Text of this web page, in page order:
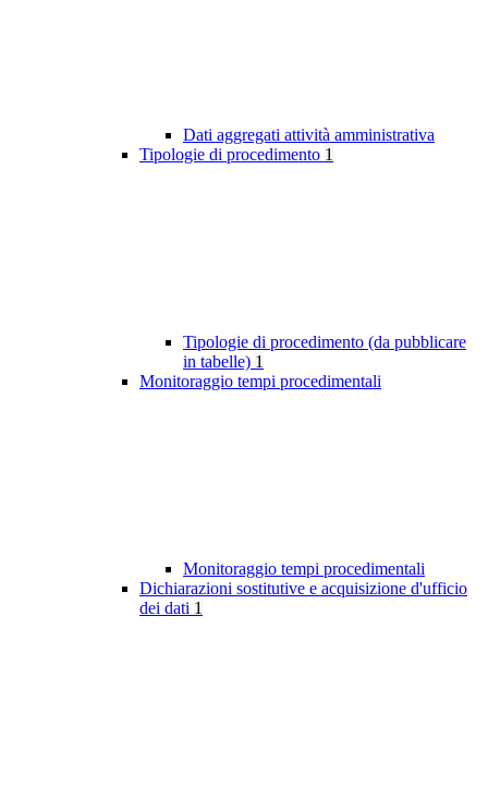
Dati aggregati attività amministrativa
Tipologie di procedimento 1
Tipologie di procedimento (da pubblicare
in tabelle) 1
Monitoraggio tempi procedimentali
Monitoraggio tempi procedimentali
Dichiarazioni sostitutive e acquisizione d'ufficio
dei dati 1